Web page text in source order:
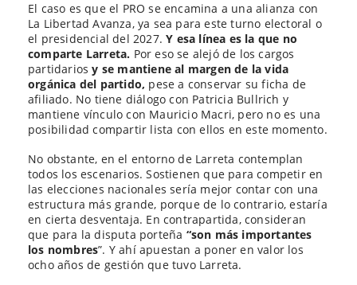
El caso es que el PRO se encamina a una alianza con
La Libertad Avanza, ya sea para este turno electoral o
el presidencial del 2027.Y esa línea es la que no
comparte Larreta. Por eso se alejó de los cargos
partidariosy se mantiene al margen de la vida
orgánica del partido, pese a conservar su ficha de
afiliado. No tiene diálogo con Patricia Bullrich y
mantiene vínculo con Mauricio Macri, pero no es una
posibilidad compartir lista con ellos en este momento.
No obstante, en el entorno de Larreta contemplan
todos los escenarios. Sostienen que para competir en
las elecciones nacionales sería mejor contar con una
estructura más grande, porque de lo contrario, estaría
en cierta desventaja. En contrapartida, consideran
que para la disputa porteña “son más importantes
los nombres”. Y ahí apuestan a poner en valor los
ocho años de gestión que tuvo Larreta.